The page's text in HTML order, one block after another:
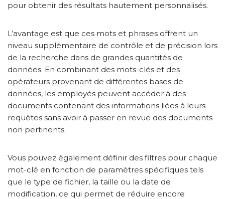
pour obtenir des résultats hautement personnalisés.
L’avantage est que ces mots et phrases offrent un
niveau supplémentaire de contrôle et de précision lors
de la recherche dans de grandes quantités de
données. En combinant des mots-clés et des
opérateurs provenant de différentes bases de
données, les employés peuvent accéder à des
documents contenant des informations liées à leurs
requêtes sans avoir à passer en revue des documents
non pertinents.
Vous pouvez également définir des filtres pour chaque
mot-clé en fonction de paramètres spécifiques tels
que le type de fichier, la taille ou la date de
modification, ce qui permet de réduire encore